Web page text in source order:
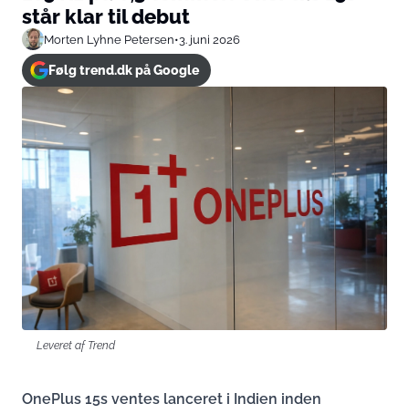
står klar til debut
Morten Lyhne Petersen•3. juni 2026
Følg trend.dk på Google
Leveret af Trend
OnePlus 15s ventes lanceret i Indien inden